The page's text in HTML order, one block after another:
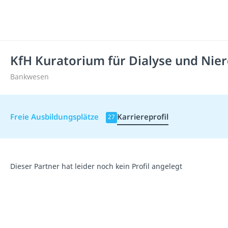
KfH Kuratorium für Dialyse und
Bankwesen
Freie Ausbildungsplätze 27 Karriereprofil
Dieser Partner hat leider noch kein Profil angelegt